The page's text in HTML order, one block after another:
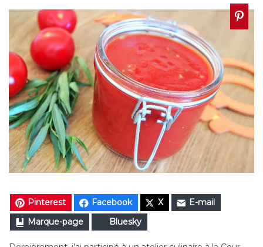
Pinterest Facebook X
E-mail
Marque-page
Bluesky